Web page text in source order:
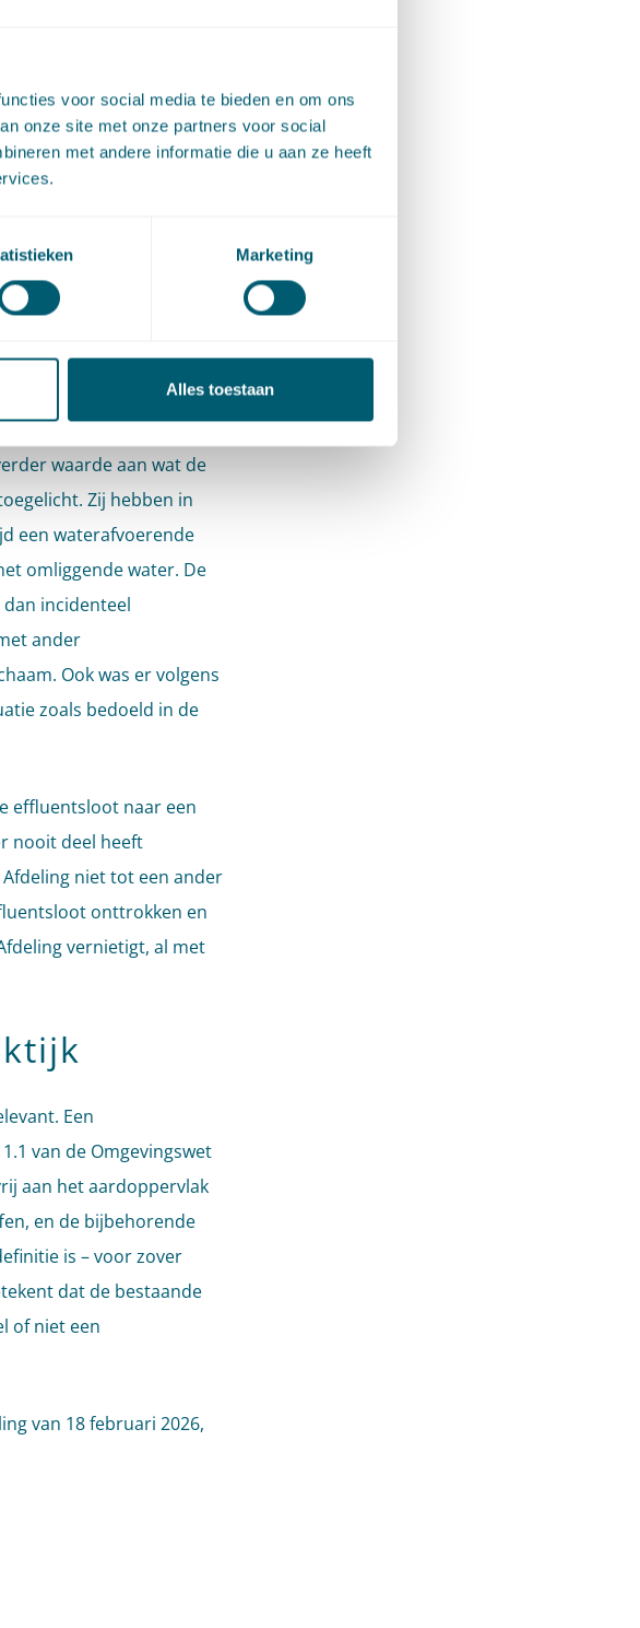
voor social media te bieden en om ons
onze site met onze partners voor social
met andere informatie die u aan ze heeft
Marketing
Alles toestaan
die door de
van
om deze als een
1.1, lid 1, van de
volgens de Afdeling dat
voorkomend
een sloot is van
aangebracht. Als er te
via een systeem van
meer kwalificeert als
waarde aan wat de
Zij hebben in
een waterafvoerende
omliggende water. De
incidenteel
ander
Ook was er volgens
zoals bedoeld in de
effluentsloot naar een
nooit deel heeft
niet tot een ander
onttrokken en
vernietigt, al met
Een
van de Omgevingswet
aan het aardoppervlak
en de bijbehorende
is – voor zover
dat de bestaande
of niet een
van 18 februari 2026,